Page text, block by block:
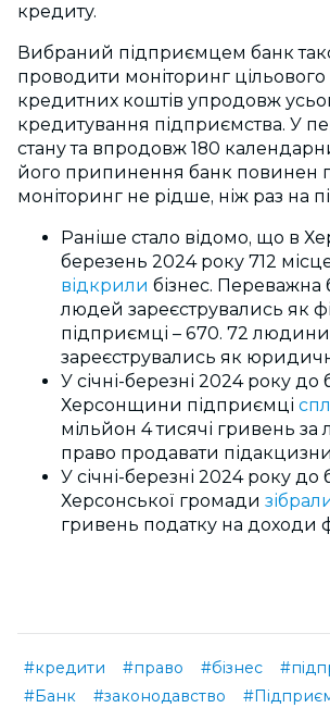
кредиту.
Вибраний підприємцем банк
проводити моніторинг
кредитних коштів упродовж
кредитування підприємства. У
стану та впродовж 180
його припинення банк повинен
моніторинг не рідше, ніж раз на
Раніше стало відомо, що в
березень 2024 року 712
відкрили бізнес. Переважна
людей зареєструвались як
підприємці – 670. 72 людини
зареєструвались як
У січні-березні 2024 року
Херсонщини підприємці
мільйон 4 тисячі гривень за
право продавати
У січні-березні 2024 року
Херсонської громади
гривень податку на доходи
#кредити #право #бізнес
#Банк
#законодавство